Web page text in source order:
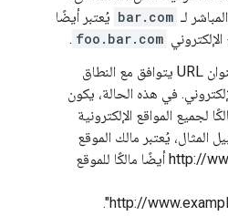
لـ bar.com يُعتبر أيضًا
foo.bar.com
.
هو عنوان URL يتوافق مع النطاق
في هذه الحالة، يكون
لجميع المواقع الإلكترونية
المثال، يُعتبر مالك الموقع
http://www.example.com/site أيضًا مالكًا للموقع